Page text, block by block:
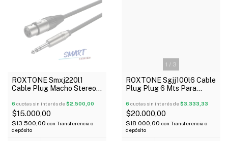
ROXTONE Smxj220l1
Cable Plug Macho Stereo
Metro
6 cuotas sin interés de$2.500,00
$15.000,00
$13.500,00 con Transferencia o
depósito
1 / 3
ROXTONE Sgjj100l6 Cable
Plug Plug 6 Mts Para
6 cuotas sin interés de$3.333,33
$20.000,00
$18.000,00 con Transferencia o
depósito